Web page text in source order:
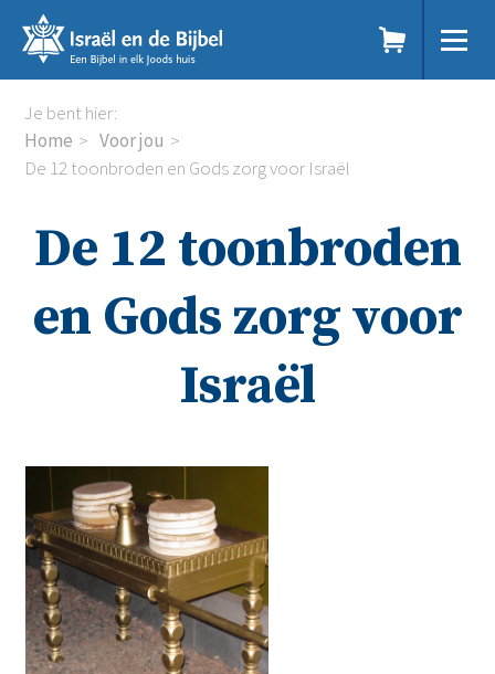
links
naar
de
inhoud
naar
de
Je bent hier:
Home
Voor jou
De 12 toonbroden en Gods zorg voor Israël
De 12 toonbroden
en Gods zorg voor
Israël
Doe mee
Voor jou
Podcast
Magazine
Agenda
Kinderwerk
Jongerenwerk
Het Studiehuis (cursus)
Over ons
DE EN